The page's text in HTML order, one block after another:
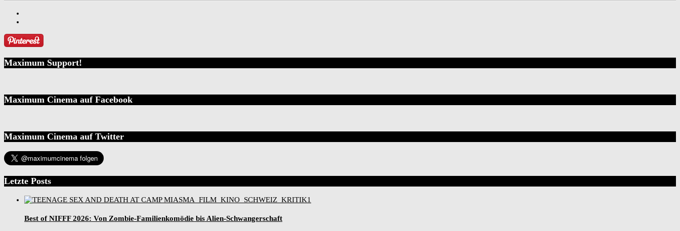
Maximum Support!
Maximum Cinema auf Facebook
Maximum Cinema auf Twitter
Letzte Posts
Best of NIFFF 2026: Von Zombie-Familienkomödie bis Alien-Schwangerschaft